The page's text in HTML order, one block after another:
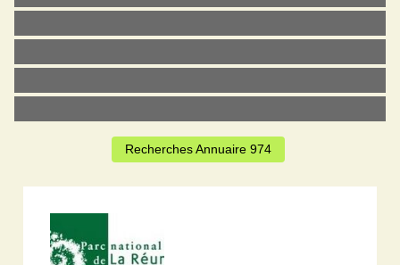
Recherches Annuaire 974